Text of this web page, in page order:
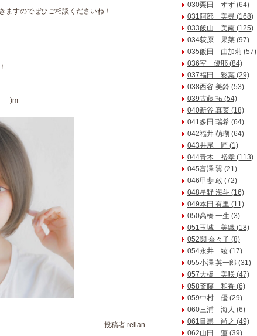
ますのでぜひご相談くださいね！
_)m
投稿者 relian
030栗田 すず (64)
031阿部 美尋 (168)
033飯山 美南 (125)
034荻原 果菜 (97)
035飯田 由加莉 (57)
036室 優耶 (84)
037福田 彩葉 (29)
038西谷 美鈴 (53)
039古藤 拓 (54)
040新谷 真菜 (18)
041多田 瑞希 (64)
042福井 萌瑚 (64)
043井尾 匠 (1)
044青木 裕孝 (113)
045富澤 翼 (21)
046甲斐 敢 (72)
048星野 海斗 (16)
049本田 有里 (11)
050高橋 一生 (3)
051玉城 美織 (18)
052関 奈々子 (8)
054永井 綾 (17)
055小澤 英一郎 (31)
057大橋 美咲 (47)
058斎藤 和香 (6)
059中村 優 (29)
060三浦 海人 (6)
061目黒 尚之 (49)
062山田 蓮 (39)